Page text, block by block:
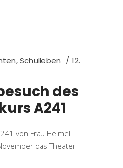
,Schulleben
12.
des
A241
von Frau Heimel
das Theater